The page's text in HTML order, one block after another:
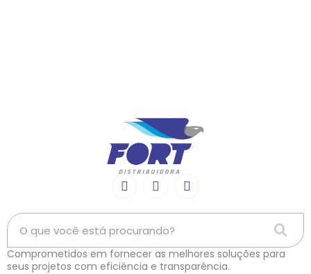
Comprometidos em fornecer as melhores soluções para
seus projetos com eficiência e transparência.